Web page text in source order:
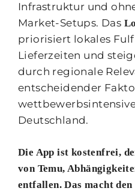
Infrastruktur und
Market-Setups. Das
priorisiert lokales
Lieferzeiten und
durch regionale
entscheidender
Deutschland.
Die App ist kostenfrei,
von Temu,
entfallen. Das macht